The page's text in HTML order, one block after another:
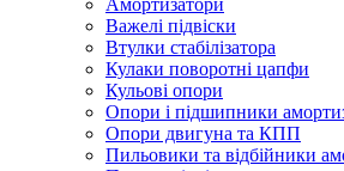
Амортизатори
Важелі підвіски
Втулки стабілізатора
Кулаки поворотні цапфи
Кульові опори
Опори і підшипники
Опори двигуна та КПП
Пильовики та відбійники